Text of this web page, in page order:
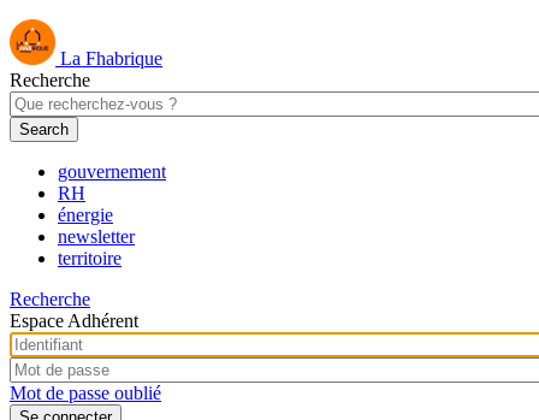
La Fhabrique
Recherche
gouvernement
RH
énergie
newsletter
territoire
Recherche
Espace Adhérent
Mot de passe oublié